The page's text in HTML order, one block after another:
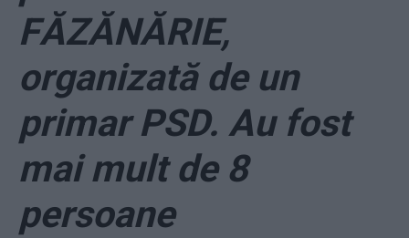
FĂZĂNĂRIE,
organizată de un
primar PSD. Au fost
mai mult de 8
persoane